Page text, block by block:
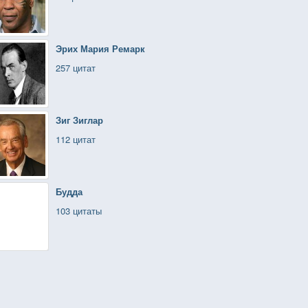
Эрих Мария Ремарк
257 цитат
Зиг Зиглар
112 цитат
Будда
103 цитаты